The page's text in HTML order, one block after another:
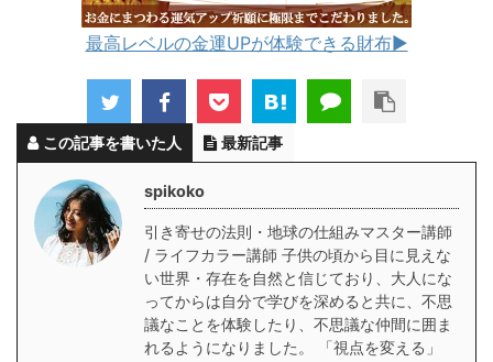
最高レベルの金運UPが体験できる財布▶︎
この記事を書いた人 最新記事
spikoko
引き寄せの法則・地球の仕組みマスター講師
/ ライフカラー講師 子供の頃から目に見えな
い世界・存在を自然と信じており、大人にな
ってからは自分で学びを深めると共に、不思
議なことを体験したり、不思議な仲間に囲ま
れるようになりました。 「視点を変える」